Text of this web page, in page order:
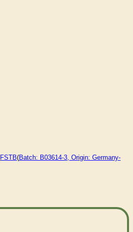
FSTB(Batch: B03614-3, Origin: Germany-